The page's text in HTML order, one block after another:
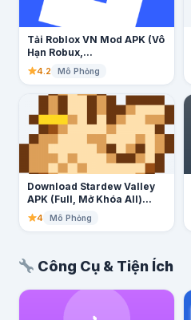
Tải Roblox VN Mod APK (Vô
Hạn Robux,...
4.2 Mô Phỏng
Download Stardew Valley
APK (Full, Mở Khóa All)...
4 Mô Phỏng
Công Cụ & Tiện Ích